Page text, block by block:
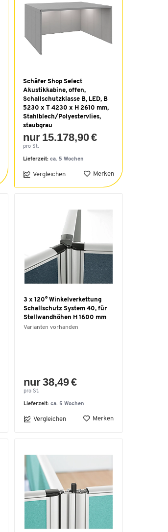
Schäfer Shop Select
Akustikkabine, offen,
Schallschutzklasse B, LED, B
5230 x T 4230 x H 2610 mm,
Stahlblech/Polyestervlies,
staubgrau
nur 15.178,90 €
pro St.
Lieferzeit: ca. 5 Wochen
Vergleichen Merken
3 x 120° Winkelverkettung
Schallschutz System 40, für
Stellwandhöhen H 1600 mm
Varianten vorhanden
nur 38,49 €
pro St.
Lieferzeit: ca. 5 Wochen
Vergleichen Merken